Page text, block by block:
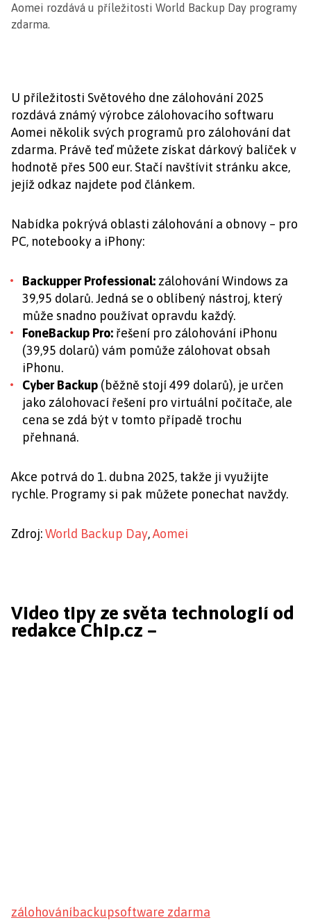
Aomei rozdává u příležitosti World Backup Day programy
zdarma.
U příležitosti Světového dne zálohování 2025
rozdává známý výrobce zálohovacího softwaru
Aomei několik svých programů pro zálohování dat
zdarma. Právě teď můžete získat dárkový balíček v
hodnotě přes 500 eur. Stačí navštívit stránku akce,
jejíž odkaz najdete pod článkem.
Nabídka pokrývá oblasti zálohování a obnovy – pro
PC, notebooky a iPhony:
Backupper Professional: zálohování Windows za
39,95 dolarů. Jedná se o oblíbený nástroj, který
může snadno používat opravdu každý.
FoneBackup Pro: řešení pro zálohování iPhonu
(39,95 dolarů) vám pomůže zálohovat obsah
iPhonu.
Cyber Backup (běžně stojí 499 dolarů), je určen
jako zálohovací řešení pro virtuální počítače, ale
cena se zdá být v tomto případě trochu
přehnaná.
Akce potrvá do 1. dubna 2025, takže ji využijte
rychle. Programy si pak můžete ponechat navždy.
Zdroj:World Backup Day,Aomei
Video tipy ze světa technologií od
redakce Chip.cz –
zálohováníbackupsoftware zdarma